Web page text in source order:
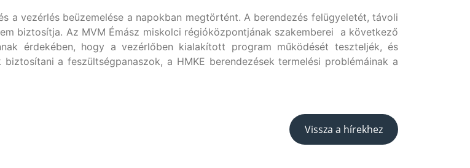
a vezérlés beüzemelése a napokban megtörtént. A berendezés felügyeletét, távoli
biztosítja. Az MVM Émász miskolci régióközpontjának szakemberei a következő
érdekében, hogy a vezérlőben kialakított program működését teszteljék, és
a feszültségpanaszok, a HMKE berendezések termelési problémáinak a
Vissza a hírekhez